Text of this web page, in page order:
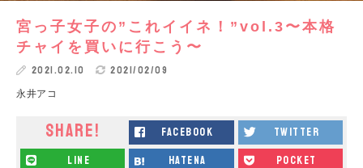
宮っ子女子の”これイイネ！”vol.3〜本格
チャイを買いに行こう〜
2021.02.10 2021/02/09
永井アコ
SHARE! facebook twitter
line hatena pocket